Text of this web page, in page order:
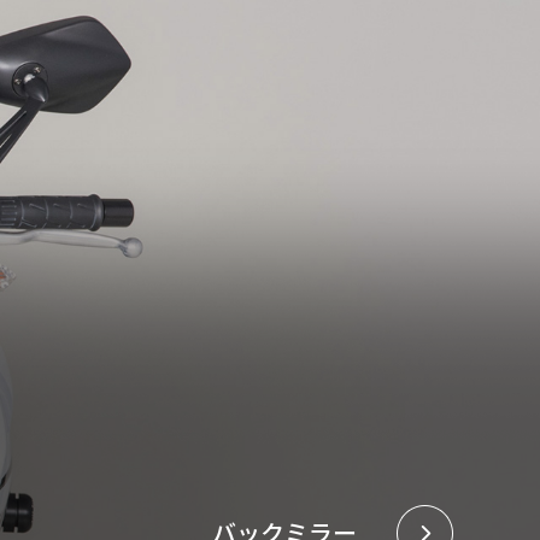
バックミラー